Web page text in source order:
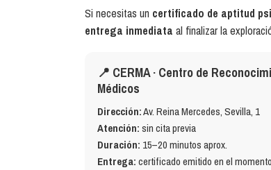
Si necesitas un certificado de aptitud
entrega inmediata al finalizar la
📍 CERMA · Centro de
Médicos
Dirección:Av. Reina Mercedes, Sevilla, 1
Atención:sin cita previa
Duración: 15–20 minutos aprox.
Entrega:certificado emitido en el momento